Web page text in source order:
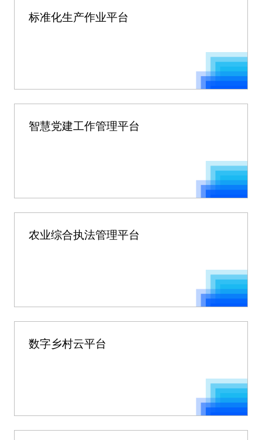
标准化生产作业平台
智慧党建工作管理平台
农业综合执法管理平台
数字乡村云平台